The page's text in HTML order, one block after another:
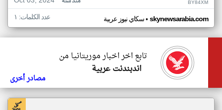
BY84XM
سكاي نيوز عربية• skynewsarabia.com عدد الكلمات: ١
تابع اخر اخبار موريتانيا من
اندبندنت عربية
مصادر أخرى